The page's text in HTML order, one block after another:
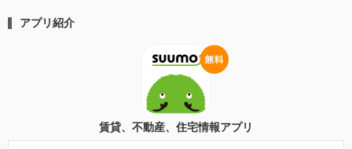
アプリ紹介
賃貸、不動産、住宅情報アプリ